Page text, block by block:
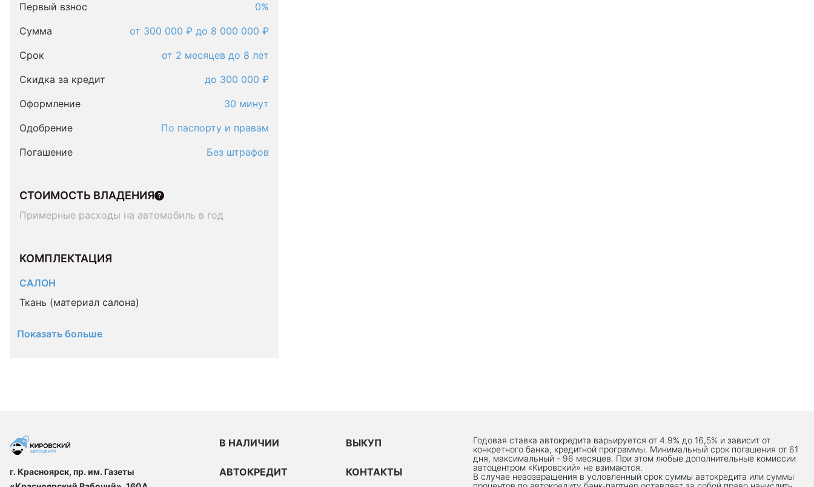
Первый взнос
0%
Сумма
от 300 000 ₽ до 8 000 000 ₽
Срок
от 2 месяцев до 8 лет
Скидка за кредит
до 300 000 ₽
Оформление
30 минут
Одобрение
По паспорту и правам
Погашение
Без штрафов
СТОИМОСТЬ ВЛАДЕНИЯ
Примерные расходы на автомобиль в год
КОМПЛЕКТАЦИЯ
САЛОН
Ткань (материал салона)
Показать больше
г. Красноярск, пр. им. Газеты
В НАЛИЧИИ
АВТОКРЕДИТ
ВЫКУП
КОНТАКТЫ
Годовая ставка автокредита варьируется от 4.9% до 16,5% и зависит от
конкретного банка, кредитной программы. Минимальный срок погашения от 61
дня, максимальный - 96 месяцев. При этом любые дополнительные комиссии
автоцентром «Кировский» не взимаются.
В случае невозвращения в условленный срок суммы автокредита или суммы